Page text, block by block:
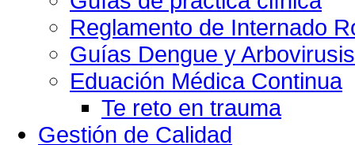
Reglamento de Internado
Guías Dengue y
Eduación Médica Continua
Te reto en trauma
Gestión de Calidad